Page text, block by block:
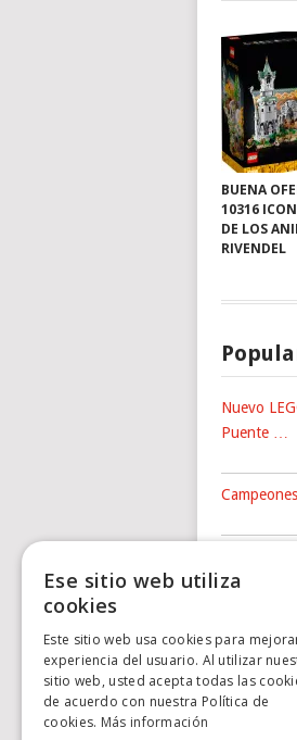
BUENA
10316
DE LOS
RIVENDEL
Nuevo
Puente …
Nuevo
The …
Ese sitio web utiliza
cookies
Este sitio web usa cookies para
experiencia del usuario. Al utilizar
sitio web, usted acepta todas las
de acuerdo con nuestra Política de
cookies. Más información